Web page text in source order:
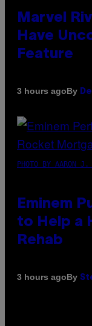
Marvel
Have
Feature
3 hours agoBy
PHOTO BY AARON J.
Eminem
to Help a
Rehab
3 hours agoBy